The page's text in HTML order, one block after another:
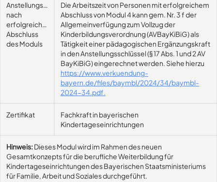
Anstellungsmöglichkeit
nach
erfolgreichem
Abschluss
des Moduls
Die Arbeitszeit von Personen mit erfolgreichem
Abschluss von Modul 4 kann gem. Nr. 3 f der
Allgemeinverfügung zum Vollzug der
Kinderbildungsverordnung (AVBayKiBiG) als
Tätigkeit einer pädagogischen Ergänzungskraft
in den Anstellungsschlüssel (§ 17 Abs. 1 und 2 AV
BayKiBiG) eingerechnet werden. Siehe hierzu
https://www.verkuendung-
bayern.de/files/baymbl/2024/34/baymbl-
2024-34.pdf.
Zertifikat
Fachkraft in bayerischen
Kindertageseinrichtungen
Hinweis:Dieses Modul wird im Rahmen des neuen
Gesamtkonzepts für die berufliche Weiterbildung für
Kindertageseinrichtungen des Bayerischen Staatsministeriums
für Familie, Arbeit und Soziales durchgeführt.